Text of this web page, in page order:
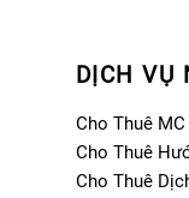
DỊCH VỤ
Cho Thuê MC
Cho Thuê
Cho Thuê